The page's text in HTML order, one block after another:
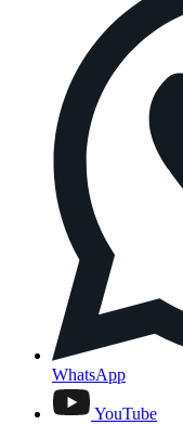
WhatsApp
YouTube